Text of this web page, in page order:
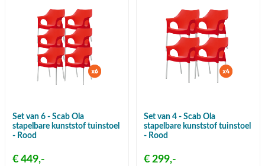
Set van 6 - Scab Ola
stapelbare kunststof tuinstoel
- Rood
€ 449,-
Set van 4 - Scab Ola
stapelbare kunststof tuinstoel
- Rood
€ 299,-